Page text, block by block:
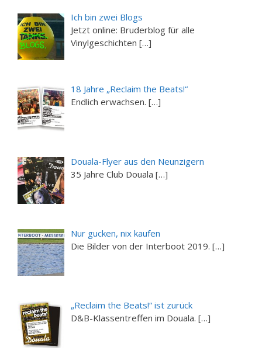
Ich bin zwei Blogs
Jetzt online: Bruderblog für alle
Vinylgeschichten […]
18 Jahre „Reclaim the Beats!“
Endlich erwachsen. […]
Douala-Flyer aus den Neunzigern
35 Jahre Club Douala […]
Nur gucken, nix kaufen
Die Bilder von der Interboot 2019. […]
„Reclaim the Beats!“ ist zurück
D&B-Klassentreffen im Douala. […]